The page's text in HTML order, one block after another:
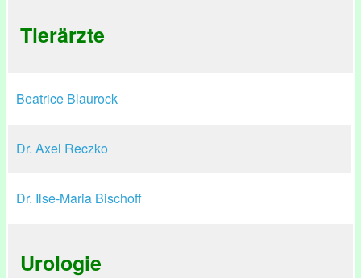
Tierärzte
Beatrice Blaurock
Dr. Axel Reczko
Dr. Ilse-Maria Bischoff
Urologie